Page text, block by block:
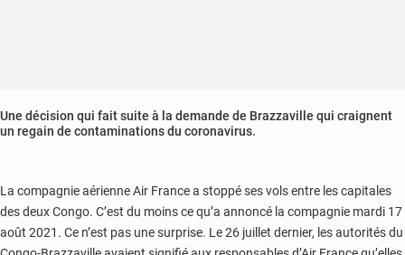
Une décision qui fait suite à la demande de Brazzaville qui craignent
un regain de contaminations du coronavirus.
La compagnie aérienne Air France a stoppé ses vols entre les capitales
des deux Congo. C’est du moins ce qu’a annoncé la compagnie mardi 17
août 2021. Ce n’est pas une surprise. Le 26 juillet dernier, les autorités du